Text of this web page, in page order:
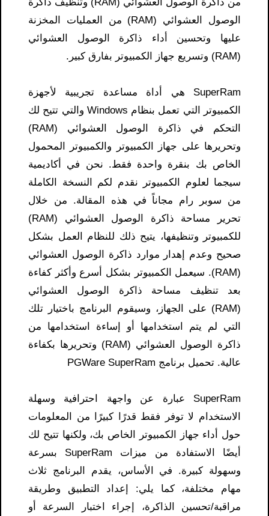
الوصول العشوائي (RAM) من العمليات المخزنة
عليها وتحسين أداء ذاكرة الوصول العشوائي
(RAM) وتسريع جهاز الكمبيوتر بفارق كبير.
SuperRam هي أداة مساعدة تجريبية لأجهزة
الكمبيوتر التي تعمل بنظام Windows والتي تتيح لك
التحكم في ذاكرة الوصول العشوائي (RAM)
وتحريرها على جهاز الكمبيوتر والكمبيوتر المحمول
الخاص بك بنقرة واحدة فقط. نحن في أكاديمية
سيجما لعلوم الكمبيوتر نقدم لكم النسخة الكاملة
من سوبر رام مجاناً في هذه المقالة. من خلال
تحرير مساحة ذاكرة الوصول العشوائي (RAM)
للكمبيوتر وتنظيفها، يتيح ذلك للنظام العمل بشكل
صحيح وعدم إهدار موارد ذاكرة الوصول العشوائي
(RAM). سيعمل الكمبيوتر بشكل أسرع وأكثر كفاءة
بعد تنظيف مساحة ذاكرة الوصول العشوائي
(RAM) على الجهاز، وسيقوم البرنامج باختيار تلك
التي لم يتم استخدامها أو إساءة استخدامها من
ذاكرة الوصول العشوائي (RAM) وتحريرها بكفاءة
عالية. تحميل برنامج PGWare SuperRam
SuperRam عبارة عن واجهة احترافية وسهلة
الاستخدام لا توفر فقط قدرًا كبيرًا من المعلومات
حول أداء جهاز الكمبيوتر الخاص بك، ولكنها تتيح لك
أيضًا الاستفادة من ميزات SuperRam بسرعة
وسهولة كبيرة. في الأساس، يقدم البرنامج ثلاث
مهام مختلفة، كما يلي: إعداد التطبيق وطريقة
مراقبة/تحسين الذاكرة، إجراء اختبار السرعة أو